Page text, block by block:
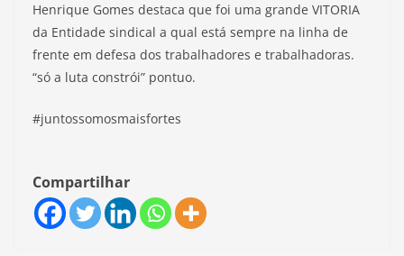
Henrique Gomes destaca que foi uma grande VITORIA
da Entidade sindical a qual está sempre na linha de
frente em defesa dos trabalhadores e trabalhadoras.
“só a luta constrói” pontuo.
#juntossomosmaisfortes
Compartilhar